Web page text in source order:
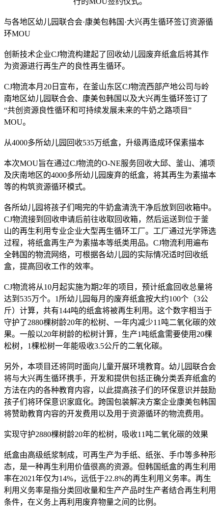
与各地区幼儿园联合会·康美包韩国·大兴再生循环签订资源循
环MOU
创新技术企业CJ物流构建起了回收幼儿园废弃纸盒后将其作
为资源进行再生产的良性再生循环。
CJ物流本月20日宣布，在釜山东区CJ物流西部产地公司与岭
南地区幼儿园联合会、康美包韩国以及大兴再生循环签订了
“共创资源良性循环和可持续发展未来的牛奶之路项目”
MOU。
从4000多所幼儿园回收535万纸盒，升级再造成环保素描本
本次MOU旨在通过CJ物流的O-NE服务回收大邱、釜山、浦项
及庆南地区的4000多所幼儿园废弃的纸盒，将其再生为素描本
等的构筑资源循环模式。
各所幼儿园将孩子们喝完的牛奶盒清洗干净后放到回收箱中。
CJ物流接到回收申请后前往收取回收箱，然后运送到位于釜
山的再生利用专业企业大型再生循环工厂。工厂通过光学筛选
过程，将纸盒再生产为素描本等纸类用品。CJ物流利用遍布
全韩国的物流网络，可根据各幼儿园的实际情况适时回收纸
盒，提高回收工作的效率。
CJ物流将从10月起实施为期2年的项目，预计纸盒回收总量将
达到535万个。1所幼儿园每月的废弃纸盒按大约100个（3公
斤）计算，共有144吨的纸盒将被再生利用。这个数字相当于
守护了2880棵树龄20年的松树、一年内减少11吨二氧化碳的效
果。一般以20年树龄的松树计算，生产1吨纸盒需要使用20棵
松树，1棵松树一年能吸收3.5公斤的二氧化碳。
另外，本项目还将同时面向儿童开展环境教育。幼儿园联合会
将与大兴再生循环携手，开发和提供包括正确分类丢弃纸盒的
方法在内的各种教育内容，以此提高孩子们的环保意识并鼓励
孩子们将环保意识家庭化。跨国包装解决方案企业康美包韩国
将赞助教育内容的开发费用以及用于资源循环的物流费用。
实现守护2880棵树龄20年的松树，吸收11吨二氧化碳的效果
纸盒由高级纸浆制成，可再生产为手纸、纸张、手巾等多种形
态，是一种再生利用价值很高的资源。但韩国纸盒的再生利用
率在2021年仅为14%，远低于22.8%的再生利用义务率。再生
利用义务率是指分类回收量和生产产品时生产者结合再生利用
条件，在义务上再利用废弃物量之间的比例。